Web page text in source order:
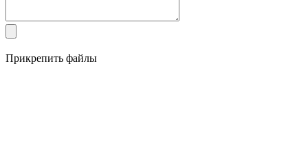
Прикрепить файлы